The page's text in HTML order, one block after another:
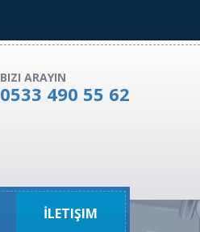
BIZI ARAYIN
0533 490 55 62
İLETIŞIM